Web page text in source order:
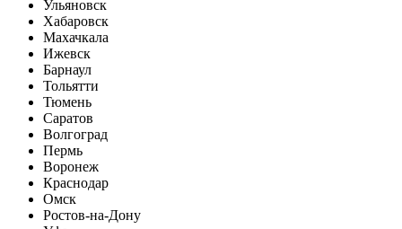
Ульяновск
Хабаровск
Махачкала
Ижевск
Барнаул
Тольятти
Тюмень
Саратов
Волгоград
Пермь
Воронеж
Краснодар
Омск
Ростов-на-Дону